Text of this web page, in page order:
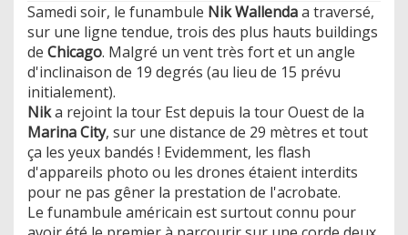
Samedi soir, le funambule Nik Wallendaa traversé,
sur une ligne tendue, trois des plus hauts buildings
de Chicago. Malgré un vent très fort et un angle
d'inclinaison de 19 degrés (au lieu de 15 prévu
initialement).
Nika rejoint la tour Est depuis la tour Ouest de la
Marina City, sur une distance de 29 mètres et tout
ça les yeux bandés ! Evidemment, les flash
d'appareils photo ou les drones étaient interdits
pour ne pas gêner la prestation de l'acrobate.
Le funambule américain est surtout connu pour